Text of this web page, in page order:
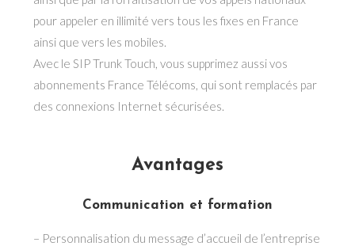
pour appeler en illimité vers tous les fixes en France
ainsi que vers les mobiles.
Avec le SIP Trunk Touch, vous supprimez aussi vos
abonnements France Télécoms, qui sont remplacés par
des connexions Internet sécurisées.
Avantages
Communication et formation
– Personnalisation du message d’accueil de l’entreprise